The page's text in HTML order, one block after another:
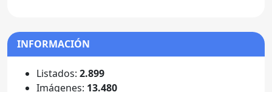
INFORMACIÓN
Listados: 2.899
Imágenes: 13.480